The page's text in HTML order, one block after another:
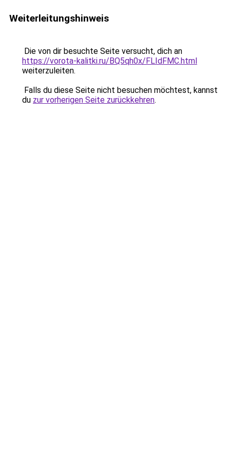
Weiterleitungshinweis
Die von dir besuchte Seite versucht, dich an
https://vorota-kalitki.ru/BQ5qh0x/FLIdFMC.html
weiterzuleiten.
Falls du diese Seite nicht besuchen möchtest, kannst
du zur vorherigen Seite zurückkehren.